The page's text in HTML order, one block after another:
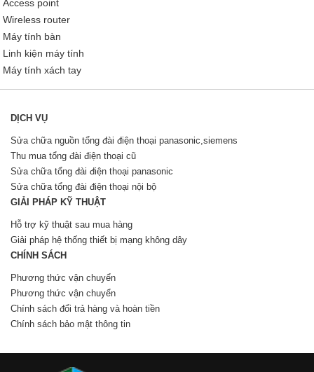
Access point
Wireless router
Máy tính bàn
Linh kiện máy tính
Máy tính xách tay
DỊCH VỤ
Sửa chữa nguồn tổng đài điện thoại panasonic,siemens
Thu mua tổng đài điện thoại cũ
Sửa chữa tổng đài điện thoại panasonic
Sửa chữa tổng đài điện thoại nội bộ
GIẢI PHÁP KỸ THUẬT
Hỗ trợ kỹ thuật sau mua hàng
Giải pháp hệ thống thiết bị mạng không dây
CHÍNH SÁCH
Phương thức vận chuyển
Phương thức vận chuyển
Chính sách đổi trả hàng và hoàn tiền
Chính sách bảo mật thông tin